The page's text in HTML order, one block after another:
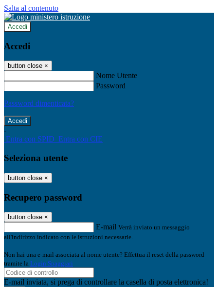
Salta al contenuto
Accedi
Accedi
button close ×
Nome Utente
Password
Password dimenticata?
-
Entra con SPID Entra con CIE
Seleziona utente
button close ×
Recupero password
button close ×
E-mail Verrà inviato un messaggio
all'indirizzo indicato con le istruzioni necessarie.
Non hai una e-mail associata al nome utente? Effettua il reset della password
tramite la Login Spaggiari
E-mail inviata, si prega di controllare la casella di posta elettronica!